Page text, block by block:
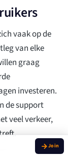
vaak op de
van elke
graag
investeren.
de support
veel verkeer,